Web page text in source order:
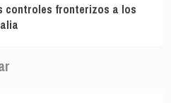
controles fronterizos a los